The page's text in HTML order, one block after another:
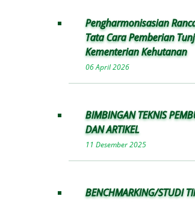
Pengharmonisasian
Tata Cara Pemberian
Kementerian Kehutanan
06 April 2026
BIMBINGAN TEKNIS
DAN ARTIKEL
11 Desember 2025
BENCHMARKING/STUDI